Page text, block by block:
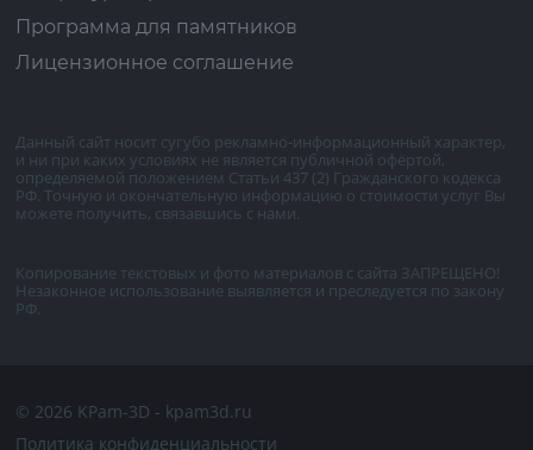
Программа для памятников
Лицензионное соглашение
Данный сайт носит сугубо рекламно-информационный характер,
и ни при каких условиях не является публичной офёртой,
определяемой положением Статьи 437 (2) Гражданского кодекса
РФ. Точную и окончательную информацию о стоимости услуг Вы
можете получить, связавшись с нами.
Копирование текстовых и фото материалов с сайта ЗАПРЕЩЕНО!
Незаконное использование выявляется и преследуется по закону
РФ.
© 2026 KPam-3D - kpam3d.ru
Политика конфиденциальности